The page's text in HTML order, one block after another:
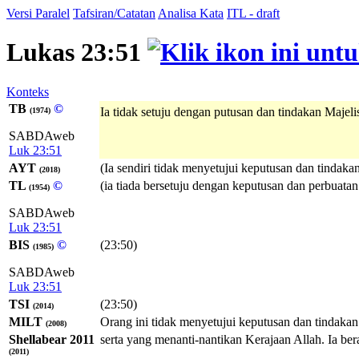
Versi Paralel Tafsiran/Catatan Analisa Kata ITL - draft
Lukas 23:51
Konteks
TB (1974) ©
SABDAweb
Luk 23:51
Ia tidak setuju dengan putusan dan tindakan
AYT (2018)
(Ia sendiri tidak menyetujui keputusan dan
TL (1954) ©
SABDAweb
Luk 23:51
(ia tiada bersetuju dengan keputusan dan
BIS (1985) ©
SABDAweb
Luk 23:51
(23:50)
TSI (2014)
(23:50)
MILT (2008)
Orang ini tidak menyetujui keputusan dan
Shellabear 2011
(2011)
serta yang menanti-nantikan Kerajaan Allah. Ia